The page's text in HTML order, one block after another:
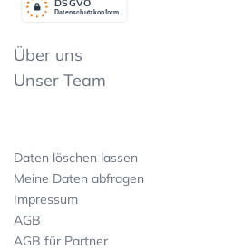
Datenschutzkonform
Über uns
Unser Team
Daten löschen lassen
Meine Daten abfragen
Impressum
AGB
AGB für Partner